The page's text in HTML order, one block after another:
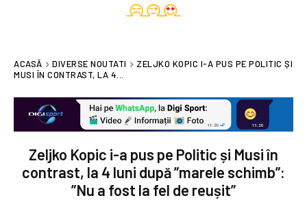
ACASĂ DIVERSE NOUTATI
ZELJKO KOPIC I-A PUS PE POLITIC ȘI
MUSI ÎN CONTRAST, LA 4...
Zeljko Kopic i-a pus pe Politic și Musi în
contrast, la 4 luni după ”marele schimb”:
”Nu a fost la fel de reușit”